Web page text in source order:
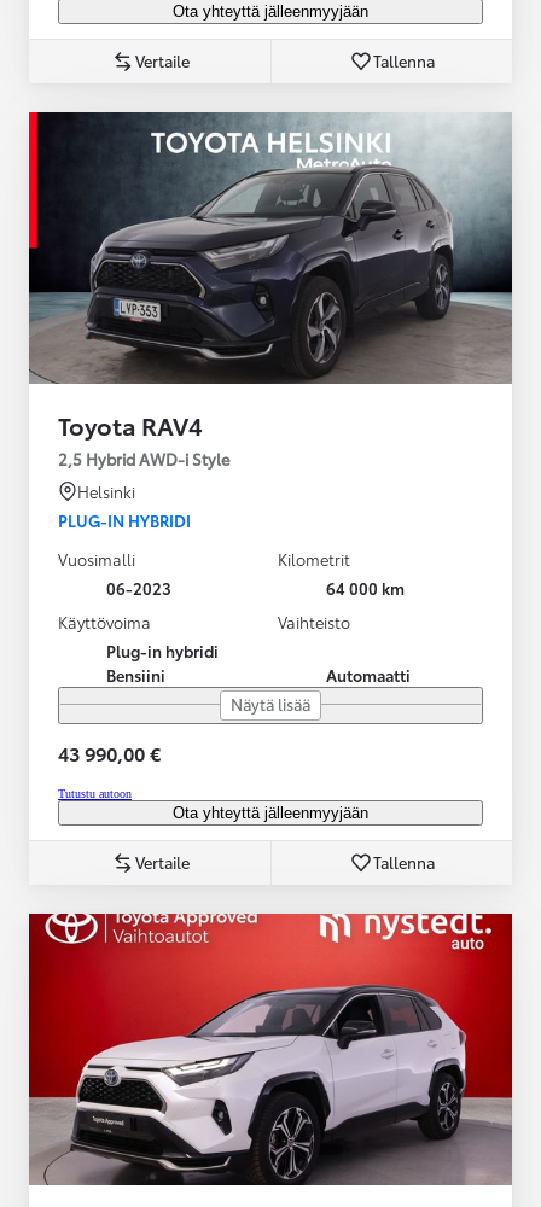
Ota yhteyttä jälleenmyyjään
Vertaile Tallenna
Toyota RAV4
2,5 Hybrid AWD-i Style
Helsinki
PLUG-IN HYBRIDI
Vuosimalli
06-2023
Kilometrit
64 000 km
Käyttövoima
Plug-in hybridi
Bensiini
Vaihteisto
Automaatti
Näytä lisää
43 990,00 €
Tutustu autoon
Ota yhteyttä jälleenmyyjään
Vertaile Tallenna